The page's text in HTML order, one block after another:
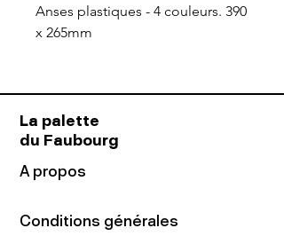
Anses plastiques - 4 couleurs. 390
x 265mm
La palette
du Faubourg
A propos
Conditions générales